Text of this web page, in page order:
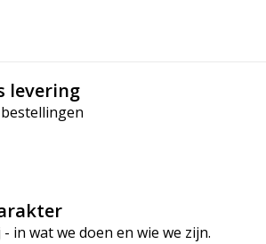
levering
in wat we doen en wie we zijn.